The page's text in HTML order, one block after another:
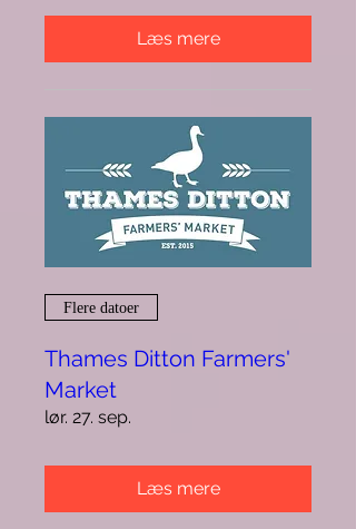
Læs mere
Flere datoer
Thames Ditton Farmers'
Market
lør. 27. sep.
Læs mere